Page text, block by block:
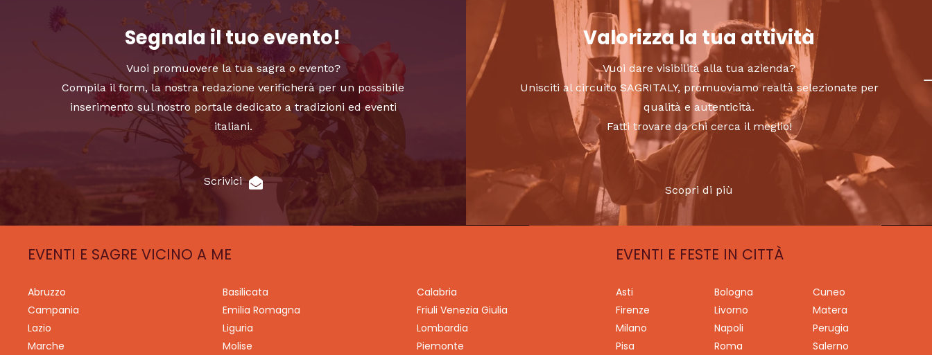
Segnala il tuo evento!
Vuoi promuovere la tua sagra o evento?
Compila il form, la nostra redazione verificherà per un possibile
inserimento sul nostro portale dedicato a tradizioni ed eventi
italiani.
Scrivici
Valorizza la tua attività
Vuoi dare visibilità alla tua azienda?
Unisciti al circuito SAGRITALY, promuoviamo realtà selezionate per
qualità e autenticità.
Fatti trovare da chi cerca il meglio!
Scopri di più
EVENTI E SAGRE VICINO A ME
Abruzzo Basilicata
Calabria
Campania
Emilia Romagna
Friuli Venezia Giulia
Lazio
Liguria
Lombardia
Marche
Molise Piemonte
EVENTI E FESTE IN CITTÀ
Asti Bologna
Cuneo
Firenze
Livorno
Matera
Milano
Napoli
Perugia
Pisa
Roma Salerno